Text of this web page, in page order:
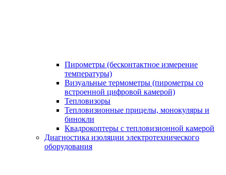
Пирометры (бесконтактное измерение
температуры)
Визуальные термометры (пирометры со
встроенной цифровой камерой)
Тепловизоры
Тепловизионные прицелы, монокуляры и
бинокли
Квадрокоптеры с тепловизионной камерой
Диагностика изоляции электротехнического
оборудования